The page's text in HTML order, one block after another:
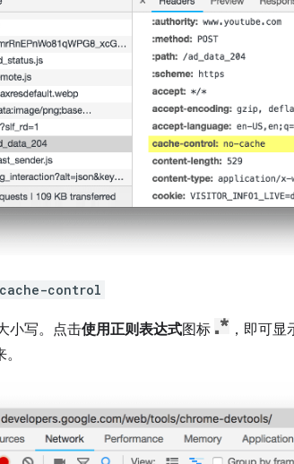
cache-control
小写。点击使用正则表达式图标
，即可